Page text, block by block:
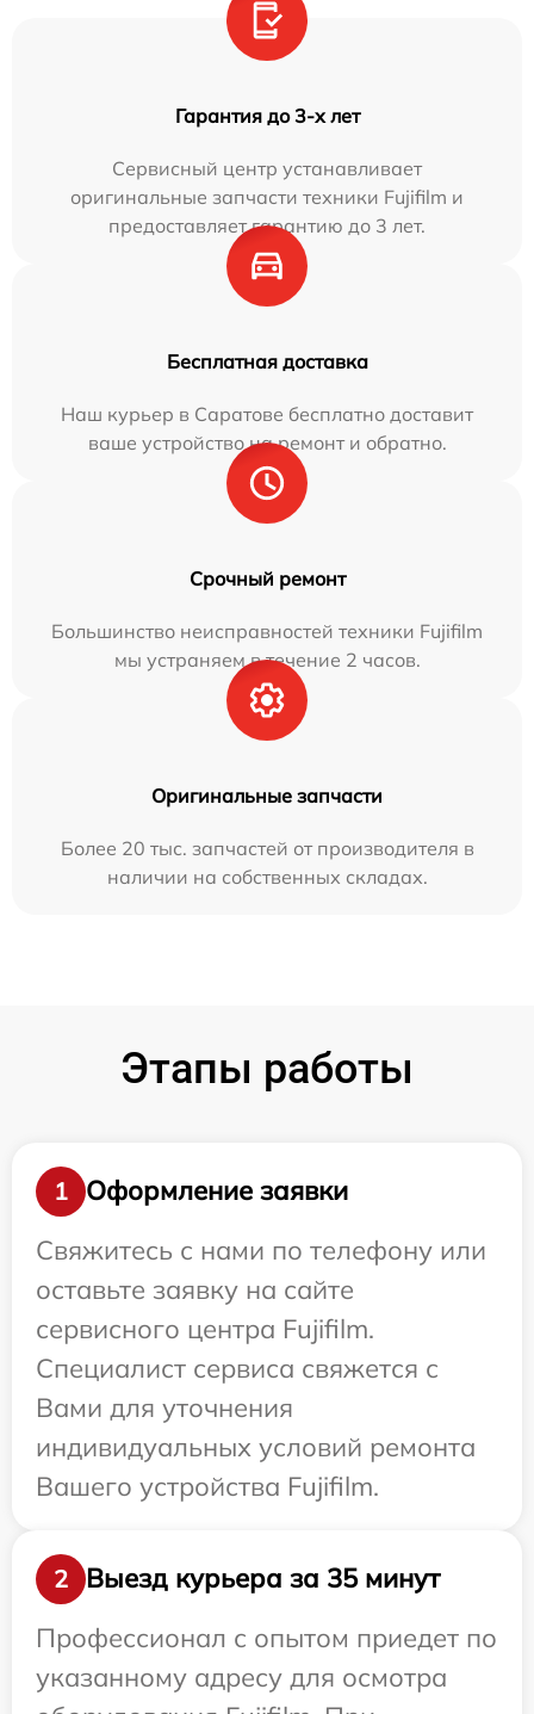
Гарантия до 3-х лет
Сервисный центр устанавливает
оригинальные запчасти техники Fujifilm и
предоставляет гарантию до 3 лет.
Бесплатная доставка
Наш курьер в Саратове бесплатно доставит
ваше устройство на ремонт и обратно.
Срочный ремонт
Большинство неисправностей техники Fujifilm
мы устраняем в течение 2 часов.
Оригинальные запчасти
Более 20 тыс. запчастей от производителя в
наличии на собственных складах.
Этапы работы
1
Оформление заявки
Свяжитесь с нами по телефону или
оставьте заявку на сайте
сервисного центра Fujifilm.
Специалист сервиса свяжется с
Вами для уточнения
индивидуальных условий ремонта
Вашего устройства Fujifilm.
2
Выезд курьера за 35 минут
Профессионал с опытом приедет по
указанному адресу для осмотра